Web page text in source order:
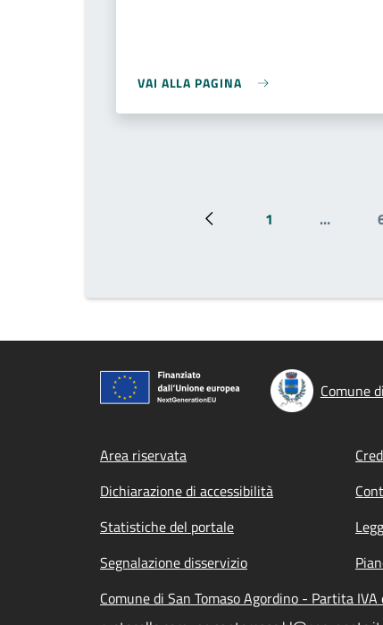
VAI ALLA PAGINA
Pagina precedente
Prima pagina
1 …
Comune
Footer menu
Area riservata
Dichiarazione di accessibilità
Statistiche del portale
Segnalazione disservizio
Comune di San Tomaso Agordino - Partita